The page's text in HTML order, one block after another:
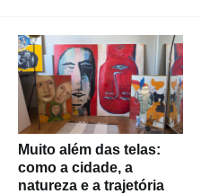
Muito além das telas:
como a cidade, a
natureza e a trajetória